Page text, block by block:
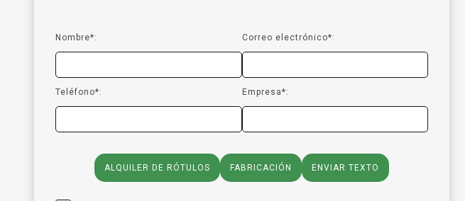
Nombre*: Correo electrónico*:
Teléfono*: Empresa*:
ALQUILER DE RÓTULOS FABRICACIÓN ENVIAR TEXTO